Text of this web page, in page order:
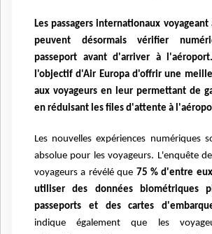
Les passagers internationaux voyageant
peuvent désormais vérifier
passeport avant d'arriver à
l'objectif d'Air Europa d'offrir une
aux voyageurs en leur permettant de
en réduisant les files d'attente à
Les nouvelles expériences numériques
absolue pour les voyageurs. L'enquête
voyageurs a révélé que 75 % d'entre
utiliser des données biométriques
passeports et des cartes
indique également que les